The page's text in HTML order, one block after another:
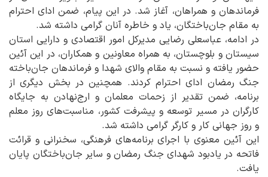
فرماندهان و همراهان، آغاز شد. در این پیام، ضمن ادای احترام
به مقام جان‌باختگان، یاد و خاطره آنان گرامی داشته شد.
در ادامه، عباسعلی رضایی مدیرکل امور اقتصادی و دارایی استان
سیستان و بلوچستان، به همراه معاونین و همکاران، در این آئین
حضور یافته و نسبت به مقام والای شهدا و فرماندهان جان‌باخته
جنگ رمضان ادای احترام کردند. همچنین در بخش دیگری از
برنامه، ضمن تقدیر از زحمات معلمان و ارج‌نهادن به جایگاه
کارگران در مسیر توسعه و پیشرفت کشور، مناسبت‌های روز معلم
و روز جهانی کار و کارگر گرامی داشته شد.
این آئین معنوی با اجرای برنامه‌های فرهنگی، سخنرانی و قرائت
فاتحه در یادبود شهدای جنگ رمضان و سایر جان‌باختگان پایان
یافت.